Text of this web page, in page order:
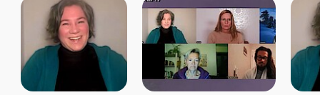
Premananda / John David
Premdas
Premodaya
Ralf Heske